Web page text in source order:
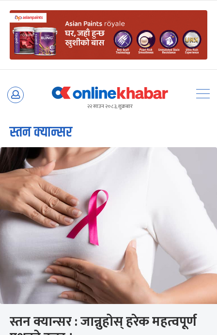
Skip
२२ साउन २०८३, शुक्रबार
स्तन क्यान्सर
स्तन क्यान्सर : जान्नुहोस् हरेक महत्वपूर्ण